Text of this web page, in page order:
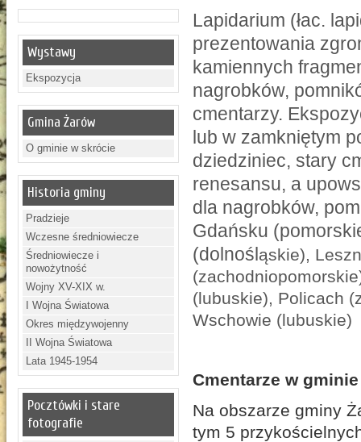
Wystawy
Ekspozycja
Gmina Żarów
O gminie w skrócie
Historia gminy
Pradzieje
Wczesne średniowiecze
Średniowiecze i
nowożytność
Wojny XV-XIX w.
I Wojna Światowa
Okres międzywojenny
II Wojna Światowa
Lata 1945-1954
Pocztówki i stare
fotografie
Lapidarium (łac.
prezentowania
kamiennych
nagrobków,
cmentarzy.
lub w zamkniętym
dziedziniec, stary
renesansu, a
dla nagrobków,
Gdańsku
(dolnośląskie),
(lubuskie), Policach
Wschowie (lubuskie)
Cmentarze w
Na obszarze gminy
tym 5